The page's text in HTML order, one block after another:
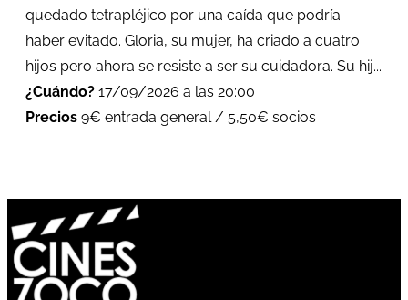
quedado tetrapléjico por una caída que podría
haber evitado. Gloria, su mujer, ha criado a cuatro
hijos pero ahora se resiste a ser su cuidadora. Su hij...
¿Cuándo? 17/09/2026 a las 20:00
Precios 9€ entrada general / 5,50€ socios